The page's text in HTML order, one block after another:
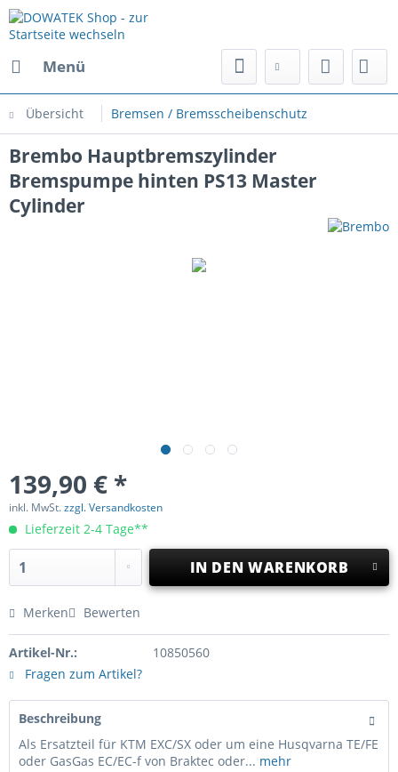
Menü
Übersicht Bremsen / Bremsscheibenschutz
Brembo Hauptbremszylinder
Bremspumpe hinten PS13 Master
Cylinder
139,90 € *
inkl. MwSt.zzgl. Versandkosten
Lieferzeit 2-4 Tage**
IN DEN WARENKORB
Merken Bewerten
Artikel-Nr.:
10850560
Fragen zum Artikel?
Beschreibung
Als Ersatzteil für KTM EXC/SX oder um eine Husqvarna TE/FE
oder GasGas EC/EC-f von Braktec oder... mehr